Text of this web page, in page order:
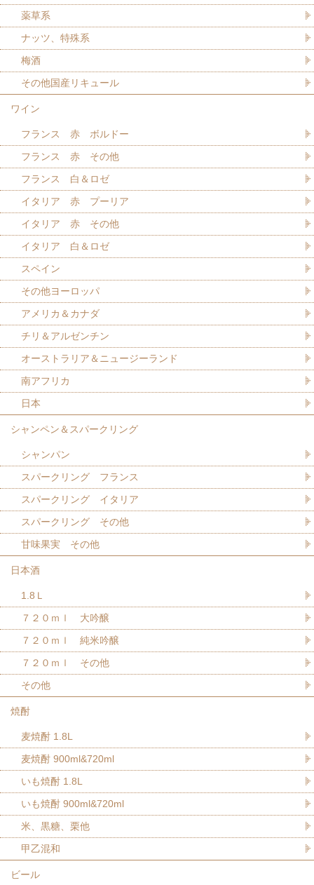
薬草系
ナッツ、特殊系
梅酒
その他国産リキュール
ワイン
フランス 赤 ボルドー
フランス 赤 その他
フランス 白＆ロゼ
イタリア 赤 プーリア
イタリア 赤 その他
イタリア 白＆ロゼ
スペイン
その他ヨーロッパ
アメリカ＆カナダ
チリ＆アルゼンチン
オーストラリア＆ニュージーランド
南アフリカ
日本
シャンペン＆スパークリング
シャンパン
スパークリング フランス
スパークリング イタリア
スパークリング その他
甘味果実 その他
日本酒
1.8Ｌ
７２０ｍｌ 大吟醸
７２０ｍｌ 純米吟醸
７２０ｍｌ その他
その他
焼酎
麦焼酎 1.8L
麦焼酎 900ml&720ml
いも焼酎 1.8L
いも焼酎 900ml&720ml
米、黒糖、栗他
甲乙混和
ビール